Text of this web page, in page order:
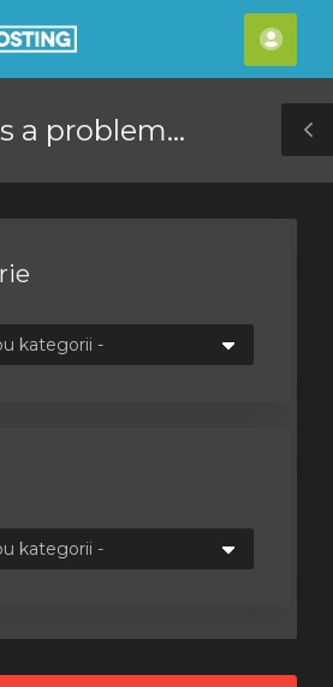
Účet
a problem...